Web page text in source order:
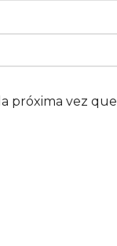
próxima vez que